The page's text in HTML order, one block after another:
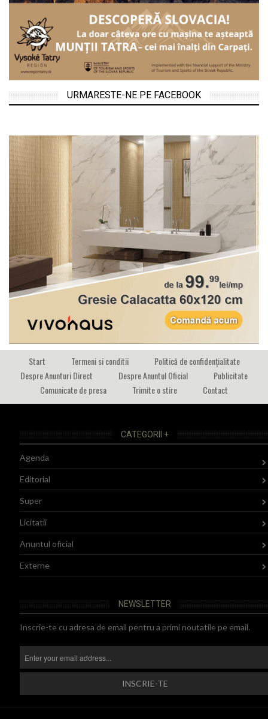
URMARESTE-NE PE FACEBOOK
Start Termeni si conditii
Politică de confidențialitate
Despre Anunturi Direct
Despre Anuntul Oficial
Publicitate
Comunicate de presa
Trimite o stire Contact
CATEGORII +
Agenda
Editorial
Super
Licitatii
Anuntul oficial
Externe
NEWSLETTER
Inscrie-te cu adresa de email pentru a primi noutatile pe email.